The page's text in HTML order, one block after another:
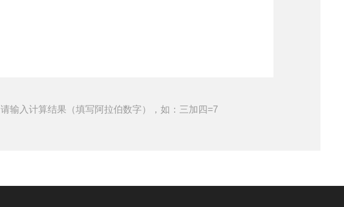
请输入计算结果（填写阿拉伯数字），如：三加四=7